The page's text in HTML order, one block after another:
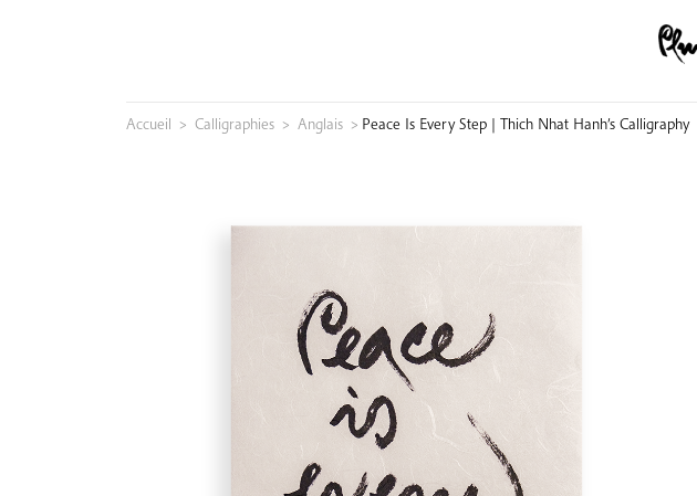
Accueil > Calligraphies > Anglais > Peace Is Every Step | Thich Nhat Hanh’s Calligraphy